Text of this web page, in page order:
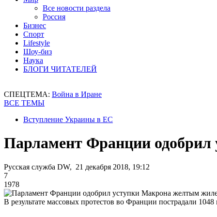
Все новости раздела
Россия
Бизнес
Спорт
Lifestyle
Шоу-биз
Наука
БЛОГИ ЧИТАТЕЛЕЙ
СПЕЦТЕМА: Война в Иране
ВСЕ ТЕМЫ
Вступление Украины в ЕС
Парламент Франции
Русская служба DW, 21 декабря 2018, 19:12
7
1978
В результате массовых протестов во Франции пострадали